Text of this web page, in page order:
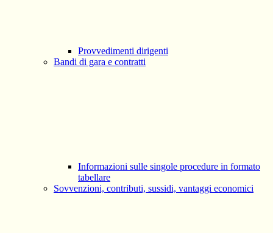
Provvedimenti dirigenti
Bandi di gara e contratti
Informazioni sulle singole procedure in formato
tabellare
Sovvenzioni, contributi, sussidi, vantaggi economici